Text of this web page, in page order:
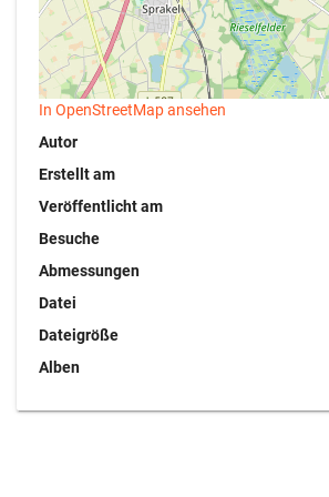
In OpenStreetMap ansehen
Autor
Erstellt am
Veröffentlicht am
Besuche
Abmessungen
Datei
Dateigröße
Alben